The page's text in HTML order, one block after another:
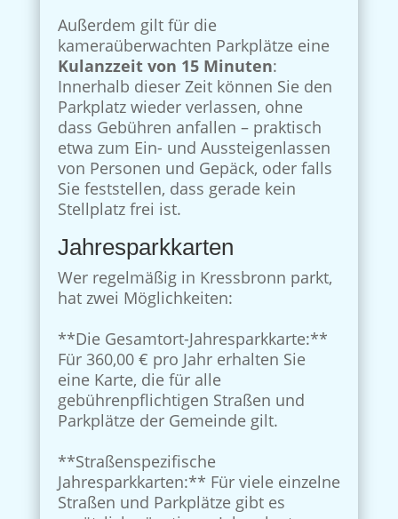
Außerdem gilt für die
kameraüberwachten Parkplätze eine
Kulanzzeit von 15 Minuten:
Innerhalb dieser Zeit können Sie den
Parkplatz wieder verlassen, ohne
dass Gebühren anfallen – praktisch
etwa zum Ein- und Aussteigenlassen
von Personen und Gepäck, oder falls
Sie feststellen, dass gerade kein
Stellplatz frei ist.
Jahresparkkarten
Wer regelmäßig in Kressbronn parkt,
hat zwei Möglichkeiten:
**Die Gesamtort-Jahresparkkarte:**
Für 360,00 € pro Jahr erhalten Sie
eine Karte, die für alle
gebührenpflichtigen Straßen und
Parkplätze der Gemeinde gilt.
**Straßenspezifische
Jahresparkkarten:** Für viele einzelne
Straßen und Parkplätze gibt es